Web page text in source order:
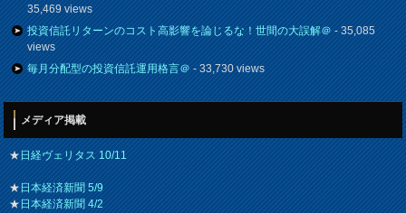
35,469 views
投資信託リターンのコスト高影響を論じるな！世間の大誤解＠- 35,085
views
毎月分配型の投資信託運用格言＠- 33,730 views
メディア掲載
★日経ヴェリタス 10/11
★日本経済新聞 5/9
★日本経済新聞 4/2